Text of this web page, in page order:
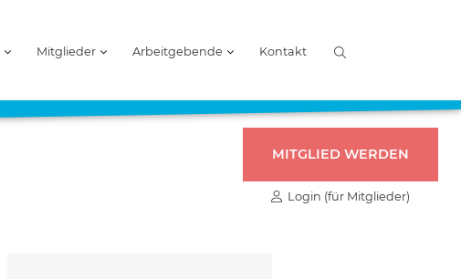
Mitglieder Arbeitgebende Kontakt
MITGLIED WERDEN
Login (für Mitglieder)